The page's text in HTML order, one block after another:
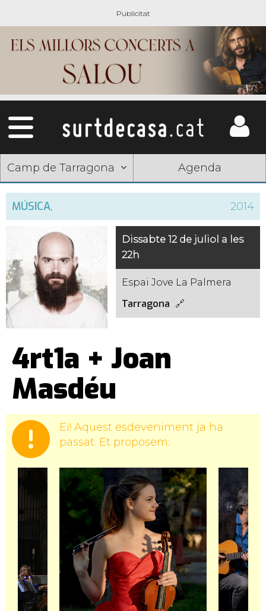
Camp de Tarragona Agenda
MÚSICA, 2014
Dissabte 12 de juliol a les
22h
Espai Jove La Palmera
Tarragona
4rt1a + Joan
Masdéu
Ei! Aquest esdeveniment ja ha
passat. Et proposem: